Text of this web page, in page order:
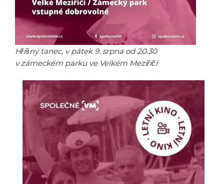
Hříšný tanec, v pátek 9. srpna od 20.30
v zámeckém parku ve Velkém Meziříčí